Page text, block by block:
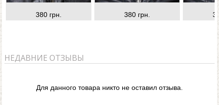
380 грн. 380 грн.
НЕДАВНИЕ ОТЗЫВЫ
Для данного товара никто не оставил отзыва.